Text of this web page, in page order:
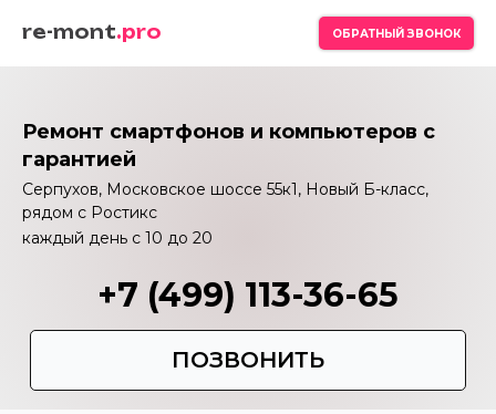
re-mont.pro ОБРАТНЫЙ ЗВОНОК
+7 (499) 113-36-65
каждый день с 10 до 20
Ремонт смартфонов и компьютеров с
гарантией
Серпухов, Московское шоссе 55к1, Новый Б-класс,
рядом с Ростикс
ПОЗВОНИТЬ